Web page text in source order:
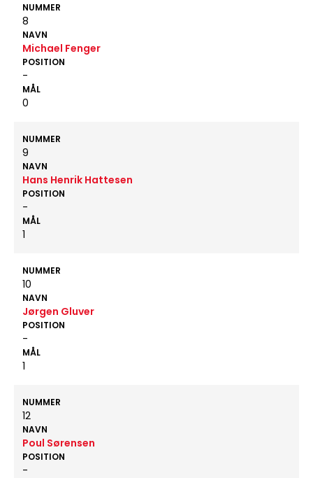
NUMMER
8
NAVN
Michael Fenger
POSITION
-
MÅL
0
NUMMER
9
NAVN
Hans Henrik Hattesen
POSITION
-
MÅL
1
NUMMER
10
NAVN
Jørgen Gluver
POSITION
-
MÅL
1
NUMMER
12
NAVN
Poul Sørensen
POSITION
-